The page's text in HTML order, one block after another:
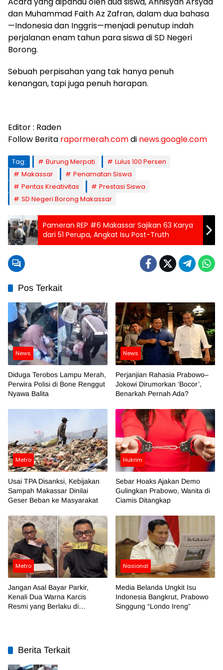
dan Muhammad Faith Az Zafran, dalam dua bahasa
—Indonesia dan Inggris—menjadi penutup indah
perjalanan enam tahun para siswa di SD Negeri
Borong.
Sebuah perpisahan yang tak hanya penuh
kenangan, tapi juga penuh harapan.
Editor : Raden
Follow Berita rapormerah.comdi news.google.com
Tag: Burung Merpati
Lulus 100 Persen
Makassar
Penamatan Siswa
Pentas Kreativitas
Prestasi Siswa
SD Negeri Borong Makassar
Pameran REP #6 Makassar Sajikan 63 Karya
dari 51 Perupa, Angkat Isu Post-Truth
Pos Terkait
News
Diduga Terobos Lampu Merah,
Perwira Polisi di Bone Renggut
Nyawa Balita
News
Perjanjian Rahasia Prabowo–
Jokowi Dirumorkan ‘Bocor’,
Benarkah Pernah Ada?
Metro
Usai TPA Disanksi, Kebijakan
Sampah Makassar Dinilai
Geser Beban ke Masyarakat
Hukrim
Sebar Hoaks Ajakan Demo
Gulingkan Prabowo, Wanita di
Ciamis Ditangkap
Metro
Jangan Asal Bayar Parkir,
Kenali Dua Warna Karcis
Resmi yang Berlaku di
Nasional
Media Belanda Ungkit Isu
Indonesia Bangkrut, Prabowo
Singgung “Londo Ireng”
Berita Terkait